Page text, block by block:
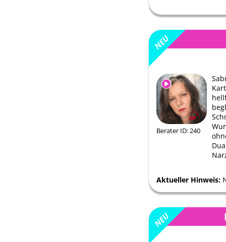
Berater ID: 240
Aktueller Hinweis: